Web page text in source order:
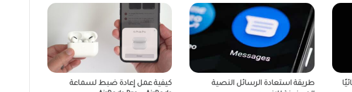
طريقة استعادة الرسائل النصية
كيفية عمل إعادة ضبط لسماعة